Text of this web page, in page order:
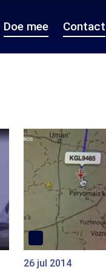
Doe mee Contact
26 jul 2014